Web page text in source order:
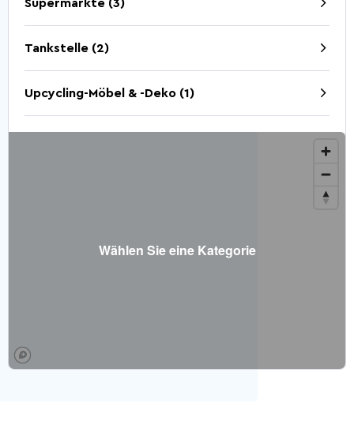
Supermärkte (3)
Tankstelle (2)
Upcycling-Möbel & -Deko (1)
Wählen Sie eine Kategorie